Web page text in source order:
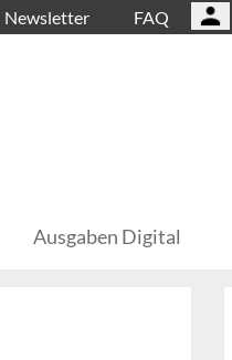
Newsletter FAQ
Ausgaben Digital